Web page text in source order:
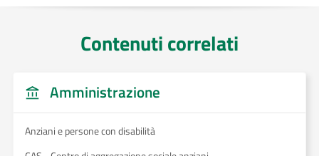
Contenuti correlati
Amministrazione
Anziani e persone con disabilità